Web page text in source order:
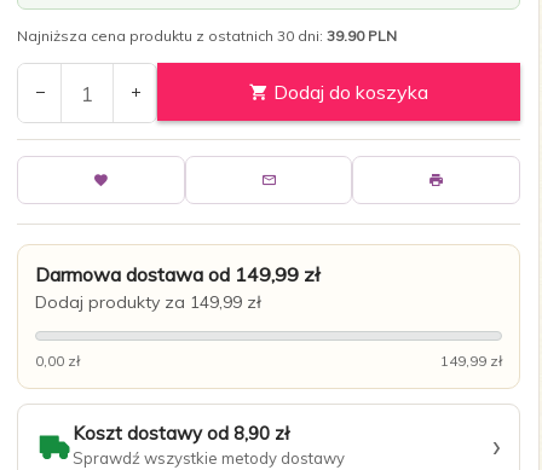
Najniższa cena produktu z ostatnich 30 dni: 39.90 PLN
Dodaj do koszyka
Darmowa dostawa od 149,99 zł
Dodaj produkty za 149,99 zł
0,00 zł 149,99 zł
Koszt dostawy od 8,90 zł
Sprawdź wszystkie metody dostawy ›